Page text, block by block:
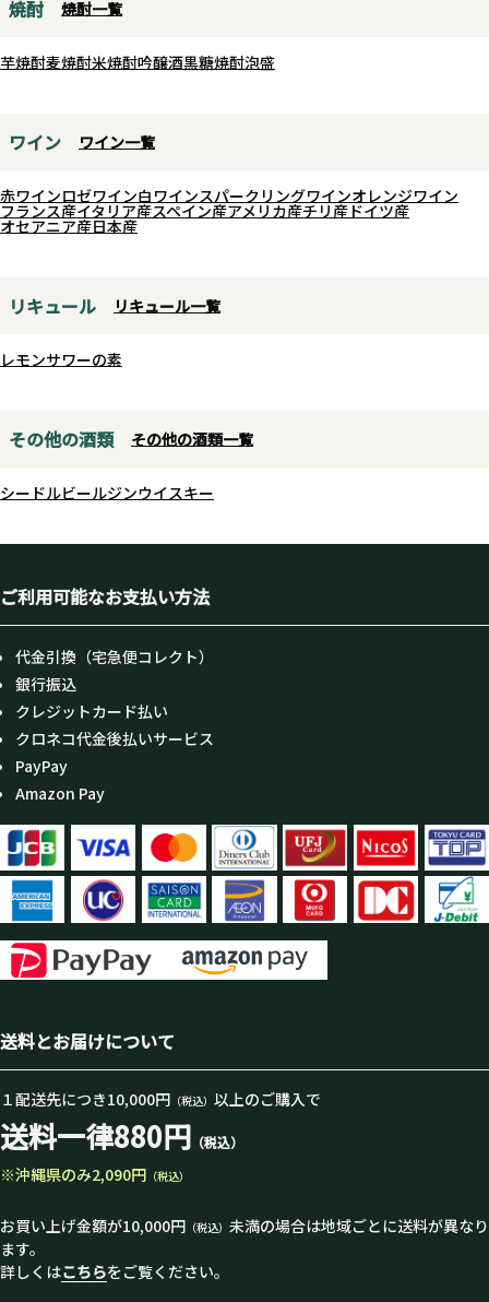
焼酎 焼酎一覧
芋焼酎麦焼酎米焼酎吟醸酒黒糖焼酎泡盛
ワイン ワイン一覧
赤ワインロゼワイン白ワインスパークリングワインオレンジワイン
フランス産イタリア産スペイン産アメリカ産チリ産ドイツ産
オセアニア産日本産
リキュール リキュール一覧
レモンサワーの素
その他の酒類 その他の酒類一覧
シードルビールジンウイスキー
ご利用可能なお支払い方法
代金引換（宅急便コレクト）
銀行振込
クレジットカード払い
クロネコ代金後払いサービス
PayPay
Amazon Pay
送料とお届けについて
１配送先につき10,000円 （税込） 以上のご購入で
送料一律880円 （税込）
※沖縄県のみ2,090円 （税込）
お買い上げ金額が10,000円 （税込） 未満の場合は地域ごとに送料が異なり
ます。
詳しくはこちらをご覧ください。